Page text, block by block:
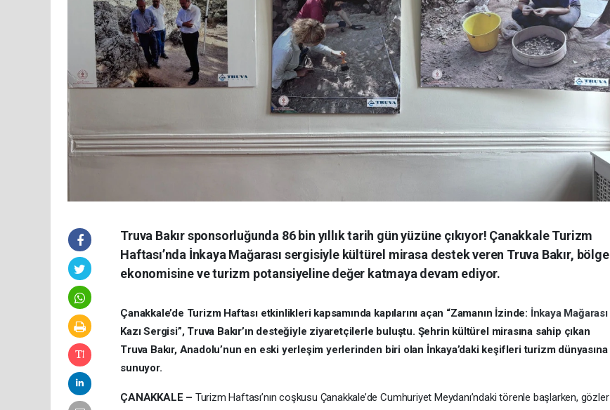
Truva Bakır sponsorluğunda 86 bin yıllık tarih gün yüzüne çıkıyor! Çanakkale Turizm
Haftası’nda İnkaya Mağarası sergisiyle kültürel mirasa destek veren Truva Bakır, bölge
ekonomisine ve turizm potansiyeline değer katmaya devam ediyor.
Çanakkale’de Turizm Haftası etkinlikleri kapsamında kapılarını açan “Zamanın İzinde: İnkaya Mağarası
Kazı Sergisi”, Truva Bakır’ın desteğiyle ziyaretçilerle buluştu. Şehrin kültürel mirasına sahip çıkan
Truva Bakır, Anadolu’nun en eski yerleşim yerlerinden biri olan İnkaya’daki keşifleri turizm dünyasına
sunuyor.
ÇANAKKALE – Turizm Haftası’nın coşkusu Çanakkale’de Cumhuriyet Meydanı’ndaki törenle başlarken, gözler